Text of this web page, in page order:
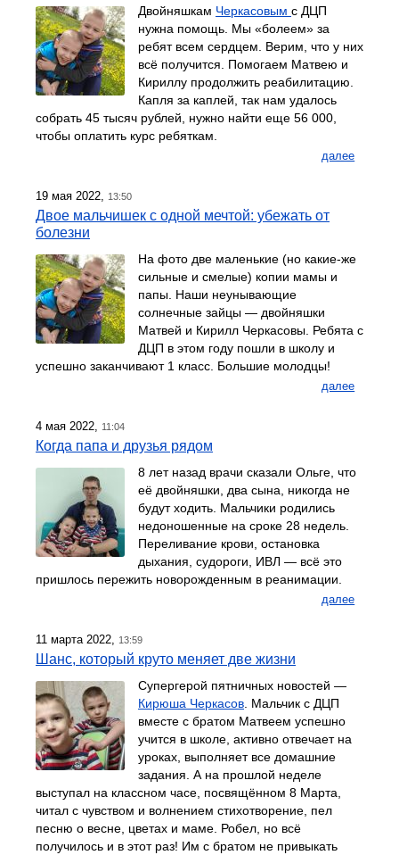
Двойняшкам Черкасовым с ДЦП
нужна помощь. Мы «болеем» за
ребят всем сердцем. Верим, что у них
всё получится. Помогаем Матвею и
Кириллу продолжить реабилитацию.
Капля за каплей, так нам удалось
собрать 45 тысяч рублей, нужно найти еще 56 000,
чтобы оплатить курс ребяткам.
далее
19 мая 2022, 13:50
Двое мальчишек с одной мечтой: убежать от
болезни
На фото две маленькие (но какие-же
сильные и смелые) копии мамы и
папы. Наши неунывающие
солнечные зайцы — двойняшки
Матвей и Кирилл Черкасовы. Ребята с
ДЦП в этом году пошли в школу и
успешно заканчивают 1 класс. Большие молодцы!
далее
4 мая 2022, 11:04
Когда папа и друзья рядом
8 лет назад врачи сказали Ольге, что
её двойняшки, два сына, никогда не
будут ходить. Мальчики родились
недоношенные на сроке 28 недель.
Переливание крови, остановка
дыхания, судороги, ИВЛ — всё это
пришлось пережить новорожденным в реанимации.
далее
11 марта 2022, 13:59
Шанс, который круто меняет две жизни
Супергерой пятничных новостей —
Кирюша Черкасов . Мальчик с ДЦП
вместе с братом Матвеем успешно
учится в школе, активно отвечает на
уроках, выполняет все домашние
задания. А на прошлой неделе
выступал на классном часе, посвящённом 8 Марта,
читал с чувством и волнением стихотворение, пел
песню о весне, цветах и маме. Робел, но всё
получилось и в этот раз! Им с братом не привыкать